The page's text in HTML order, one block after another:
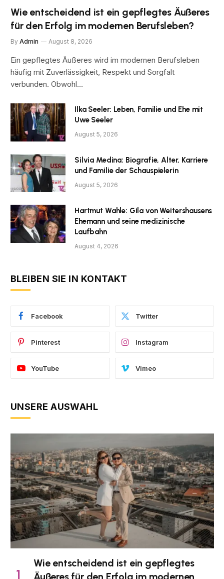
Wie entscheidend ist ein gepflegtes Äußeres
für den Erfolg im modernen Berufsleben?
By Admin August 8, 2026
Ein gepflegtes Äußeres wird im modernen Berufsleben
häufig mit Zuverlässigkeit, Respekt und Sorgfalt
verbunden. Obwohl…
Ilka Seeler: Leben, Familie und Ehe mit
Uwe Seeler
August 5, 2026
Silvia Medina: Biografie, Alter, Karriere
und Familie der Schauspielerin
August 5, 2026
Hartmut Wahle: Gila von Weitershausens
Ehemann und seine medizinische
Laufbahn
August 4, 2026
BLEIBEN SIE IN KONTAKT
Facebook Twitter
Pinterest Instagram
YouTube Vimeo
UNSERE AUSWAHL
Wie entscheidend ist ein gepflegtes